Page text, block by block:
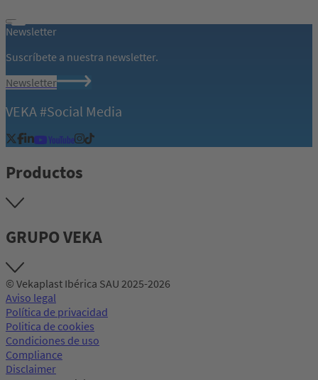
Newsletter
Suscríbete a nuestra newsletter.
Newsletter
VEKA #Social Media
Productos
GRUPO VEKA
© Vekaplast Ibérica SAU 2025-2026
Aviso legal
Política de privacidad
Politica de cookies
Condiciones de uso
Compliance
Disclaimer